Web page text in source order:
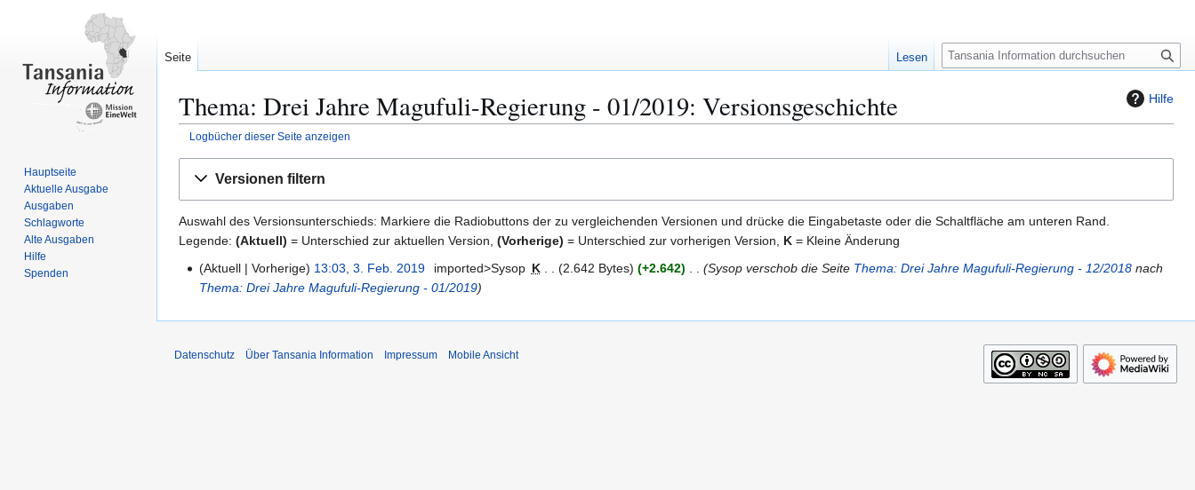
Hilfe
Thema: Drei Jahre Magufuli-Regierung - 01/2019: Versionsgeschichte
Logbücher dieser Seite anzeigen
Navigation
Suche
Versionen filtern
Auswahl des Versionsunterschieds: Markiere die Radiobuttons der zu vergleichenden Versionen und drücke die Eingabetaste oder die Schaltfläche am unteren Rand.
Legende: (Aktuell) = Unterschied zur aktuellen Version, (Vorherige) = Unterschied zur vorherigen Version, K = Kleine Änderung
b
Aktuell Vorherige 13:03, 3. Feb. 2019 imported>Sysop K 2.642 Bytes +2.642 Sysop verschob die Seite Thema: Drei Jahre Magufuli-Regierung - 12/2018nach
Thema: Drei Jahre Magufuli-Regierung - 01/2019
Seite Lesen
S
u
e
Hauptseite
Aktuelle Ausgabe
Ausgaben
Schlagworte
Alte Ausgaben
Hilfe
Spenden
Datenschutz Über Tansania Information Impressum Mobile Ansicht